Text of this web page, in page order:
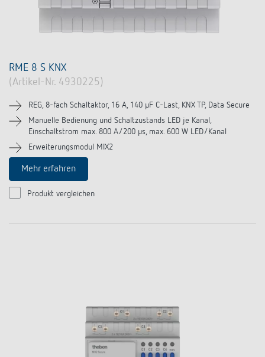
RME 8 S KNX
(Artikel-Nr. 4930225)
REG, 8-fach Schaltaktor, 16 A, 140 µF C-Last, KNX TP, Data Secure
Manuelle Bedienung und Schaltzustands LED je Kanal,
Einschaltstrom max. 800 A/200 µs, max. 600 W LED/Kanal
Erweiterungsmodul MIX2
Mehr erfahren
Produkt vergleichen